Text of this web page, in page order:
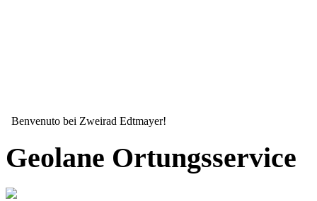
Benvenuto bei Zweirad Edtmayer!
Geolane Ortungsservice